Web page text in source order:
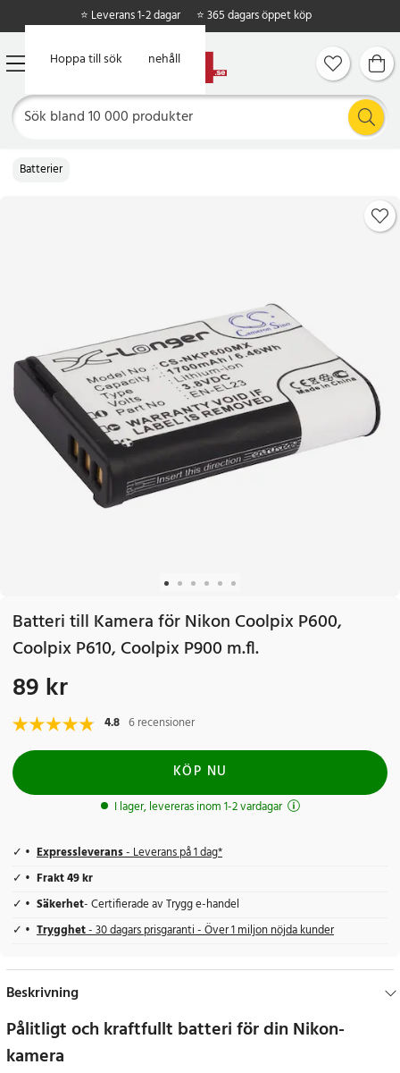
Hoppa till huvudinnehåll
Hoppa till sök
⭐ Leverans 1-2 dagar ⭐ 365 dagars öppet köp
Batterier
Batteri till Kamera för Nikon Coolpix P600,
Coolpix P610, Coolpix P900 m.fl.
Pris: 89 kr
89 kr
4.8 6 recensioner
KÖP NU
I lager, levereras inom 1-2 vardagar
Expressleverans- Leverans på 1 dag*
Frakt 49 kr
Säkerhet- Certifierade av Trygg e-handel
Trygghet- 30 dagars prisgaranti - Över 1 miljon nöjda kunder
Beskrivning
Pålitligt och kraftfullt batteri för din Nikon-
kamera